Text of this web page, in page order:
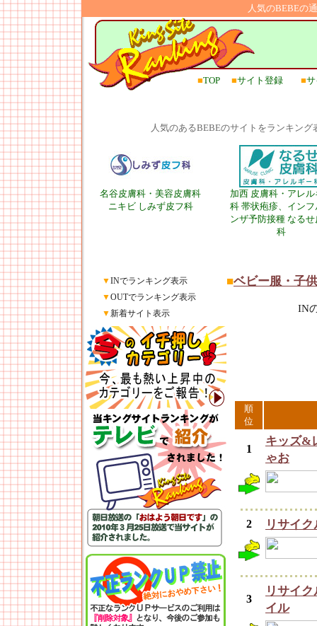
人気のBEBEの
■TOP ■サイト登録 ■
人気のあるBEBEのサイトをランキン
名谷皮膚科・美容皮膚科
ニキビ しみず皮フ科
加西 皮膚科・アレル
科 帯状疱疹、インフ
ンザ予防接種 なるせ
科
▼INでランキング表示
▼OUTでランキング表示
▼新着サイト表示
■ベビー服・子
IN
順
位
1
キッズ&
ゃお
2 リサイ
3
リサイ
イル